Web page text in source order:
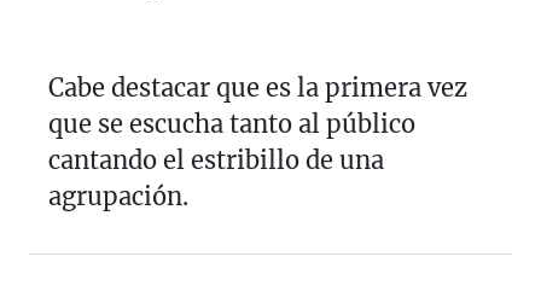
Cabe destacar que es la primera vez
que se escucha tanto al público
cantando el estribillo de una
agrupación.